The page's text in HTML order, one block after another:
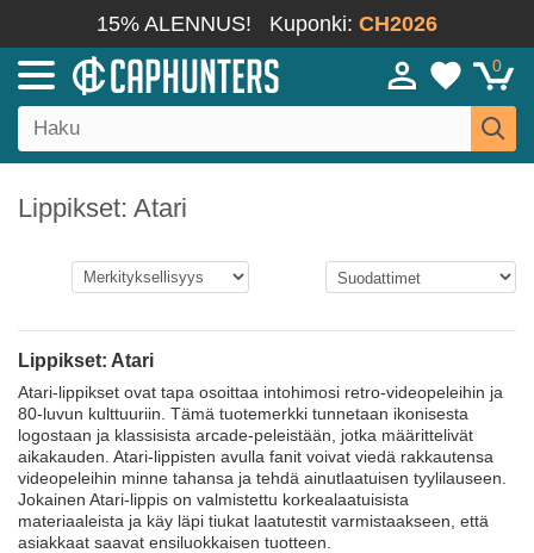
15% ALENNUS! Kuponki: CH2026
0
Lippikset: Atari
Lippikset: Atari
Atari-lippikset ovat tapa osoittaa intohimosi retro-videopeleihin ja
80-luvun kulttuuriin. Tämä tuotemerkki tunnetaan ikonisesta
logostaan ja klassisista arcade-peleistään, jotka määrittelivät
aikakauden. Atari-lippisten avulla fanit voivat viedä rakkautensa
videopeleihin minne tahansa ja tehdä ainutlaatuisen tyylilauseen.
Jokainen Atari-lippis on valmistettu korkealaatuisista
materiaaleista ja käy läpi tiukat laatutestit varmistaakseen, että
asiakkaat saavat ensiluokkaisen tuotteen.